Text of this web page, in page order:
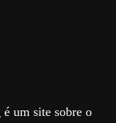
um site sobre o